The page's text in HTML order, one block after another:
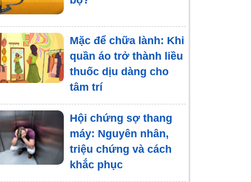
Mặc để chữa lành: Khi
quần áo trở thành liều
thuốc dịu dàng cho
tâm trí
Hội chứng sợ thang
máy: Nguyên nhân,
triệu chứng và cách
khắc phục